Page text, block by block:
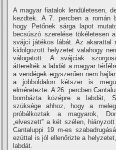
A magyar fiatalok lendületesen,
kezdtek. A 7. percben a román
hogy Petőnek sárga lapot
becsúszó szerelése tökéletesen
svájci játékos lábát. Az akarattal
kidolgozott helyzetet valahogy
válogatott. A svájciak
átterelték a labdát a magyar
a vendégek egyszerűen nem
a jobboldalon kétszer is
elméretezte. A 26. percben
bombázta középre a labdát,
szüksége ahhoz, hogy a
próbálkoztak a magyarok,
„elveszett” a két szélen,
Cantaluppi 19 m-es
ezúttal is jól ellenőrizte a
labdát.